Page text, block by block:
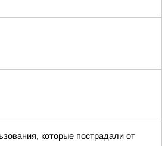
которые пострадали от